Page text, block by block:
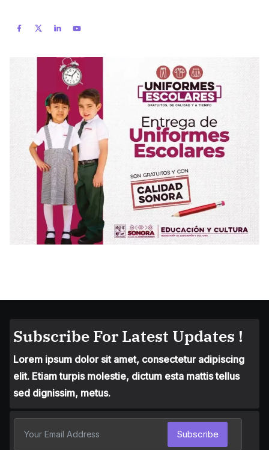
Subscribe For Latest Updates !
Lorem ipsum dolor sit amet, consectetur adipiscing
elit. Etiam turpis molestie, dictum esta mattis tellus
sed dignissim, metus.
Subscribe